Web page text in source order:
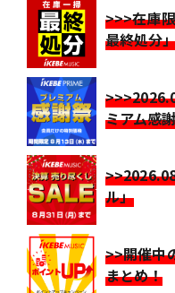
>>>在庫
最終処分
ミアム感
ル」
>>開催中
まとめ！